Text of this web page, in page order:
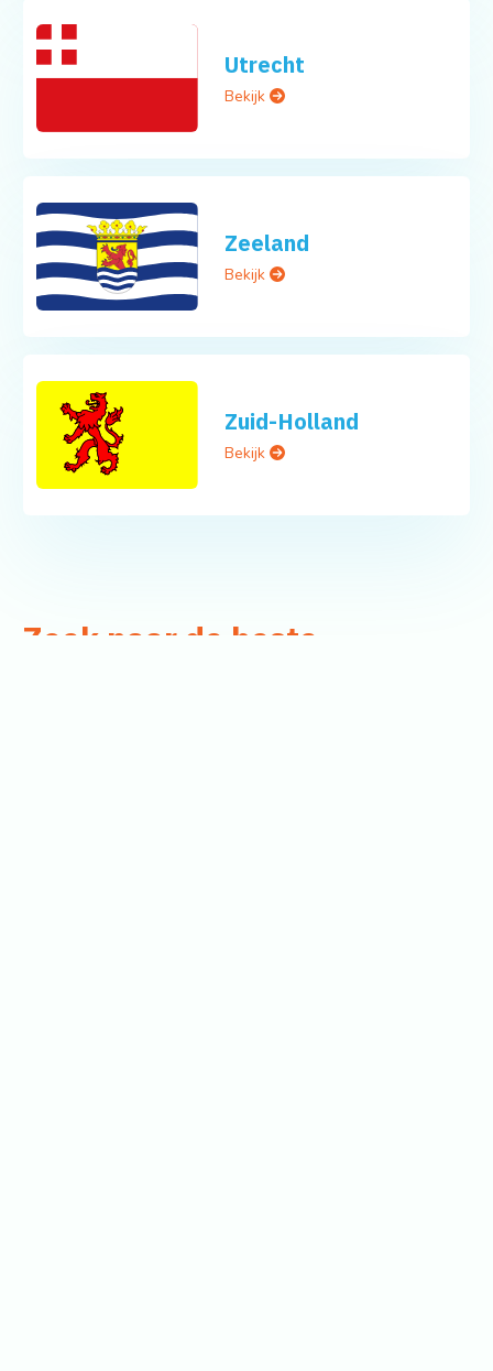
Utrecht
Bekijk
Zeeland
Bekijk
Zuid-Holland
Bekijk
Zoek naar de beste